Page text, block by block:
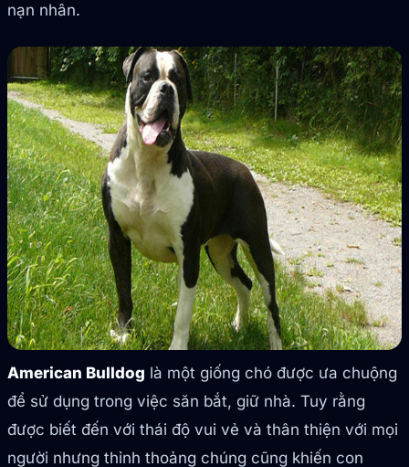
nạn nhân.
American Bulldog là một giống chó được ưa chuộng
để sử dụng trong việc săn bắt, giữ nhà. Tuy rằng
được biết đến với thái độ vui vẻ và thân thiện với mọi
người nhưng thỉnh thoảng chúng cũng khiến con